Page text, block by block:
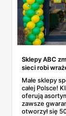
Sklepy ABC
sieci robi
Małe sklepy
całej Polsce!
oferują
zawsze
otworzył się